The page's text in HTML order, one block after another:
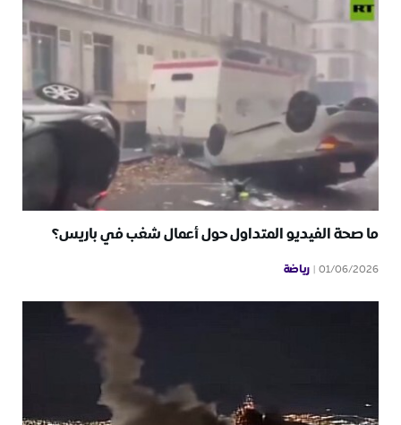
ما صحة الفيديو المتداول حول أعمال شغب في باريس؟
01/06/2026 رياضة